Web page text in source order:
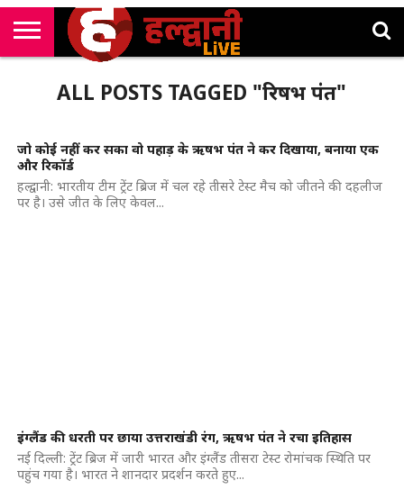
राष्ट्रीय
कॉर्नर
अलर्ट्सALL POSTS TAGGED "रिषभ पंत"
जो कोई नहीं कर सका वो पहाड़ के ऋषभ पंत ने कर दिखाया, बनाया एक
और रिकॉर्ड
हल्द्वानी: भारतीय टीम ट्रेंट ब्रिज में चल रहे तीसरे टेस्ट मैच को जीतने की दहलीज
पर है। उसे जीत के लिए केवल...
इंग्लैंड की धरती पर छाया उत्तराखंडी रंग, ऋषभ पंत ने रचा इतिहास
नई दिल्ली: ट्रेंट ब्रिज में जारी भारत और इंग्लैंड तीसरा टेस्ट रोमांचक स्थिति पर
पहुंच गया है। भारत ने शानदार प्रदर्शन करते हुए...